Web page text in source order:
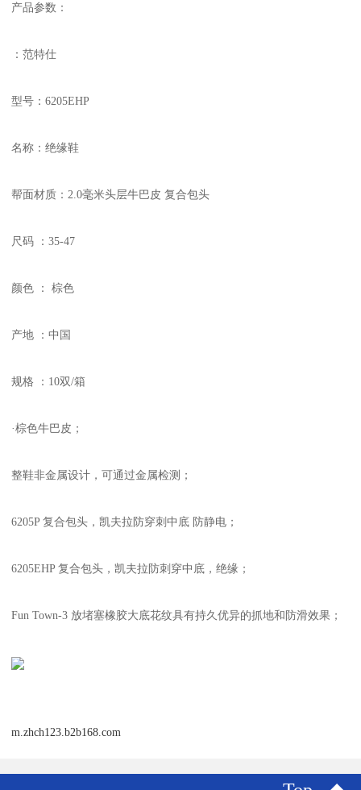
产品参数：
：范特仕
型号：6205EHP
名称：绝缘鞋
帮面材质：2.0毫米头层牛巴皮 复合包头
尺码 ：35-47
颜色 ： 棕色
产地 ：中国
规格 ：10双/箱
·棕色牛巴皮；
整鞋非金属设计，可通过金属检测；
6205P 复合包头，凯夫拉防穿刺中底 防静电；
6205EHP 复合包头，凯夫拉防刺穿中底，绝缘；
Fun Town-3 放堵塞橡胶大底花纹具有持久优异的抓地和防滑效果；
m.zhch123.b2b168.com